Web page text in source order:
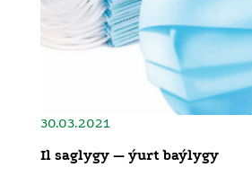
30.03.2021
Il saglygy — ýurt baýlygy